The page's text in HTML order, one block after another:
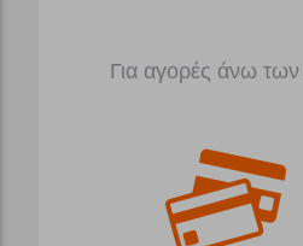
Για αγορές άνω